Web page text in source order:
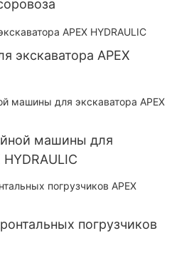
экскаватора APEX
машины для
HYDRAULIC
погрузчиков